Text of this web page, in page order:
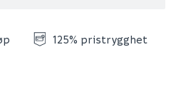
125% pristrygghet